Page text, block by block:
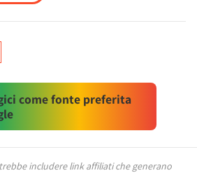
come fonte preferita
includere link affiliati che generano